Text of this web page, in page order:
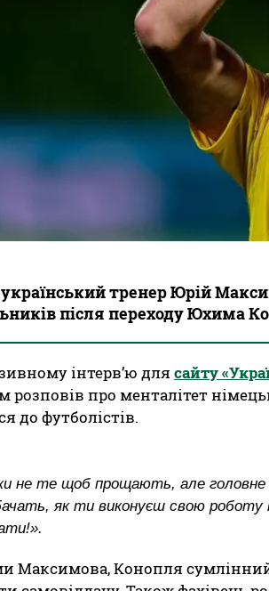
тренер Юрій
після переходу Юхима
інтерв’ю для сайту
про менталітет
до футболістів.
не те щоб прощають, але головне
як ти виконуєш свою роботу
Максимова, Конопля